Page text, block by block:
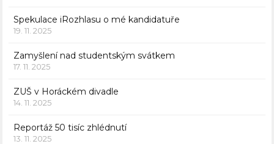
Spekulace iRozhlasu o mé kandidatuře
19. 11. 2025
Zamyšlení nad studentským svátkem
17. 11. 2025
ZUŠ v Horáckém divadle
14. 11. 2025
Reportáž 50 tisíc zhlédnutí
13. 11. 2025